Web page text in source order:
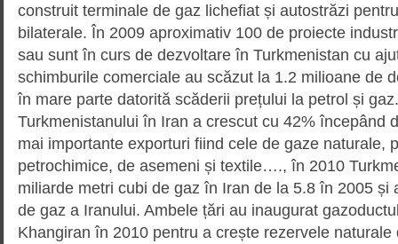
construit terminale de gaz lichefiat și autostrăzi
bilaterale. În 2009 aproximativ 100 de proiecte
sau sunt în curs de dezvoltare în Turkmenistan cu
schimburile comerciale au scăzut la 1.2 milioane de
în mare parte datorită scăderii prețului la petrol și
Turkmenistanului în Iran a crescut cu 42% începând
mai importante exporturi fiind cele de gaze naturale,
petrochimice, de asemeni și textile…., în 2010
miliarde metri cubi de gaz în Iran de la 5.8 în 2005 și
de gaz a Iranului. Ambele țări au inaugurat
Khangiran în 2010 pentru a crește rezervele